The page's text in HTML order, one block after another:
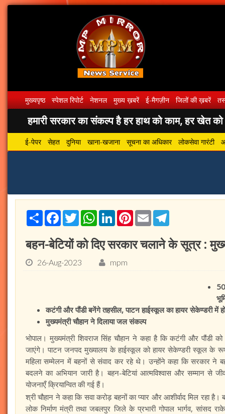
मुख्यपृष्ठ स्पेशल रिपोर्ट नेशनल मुख्य ख़बरें ई-मैगज़ीन जिलों की ख़बरें
हमारी सरकार का संकल्प है हर हाथ को काम, हर खेत को
ई-पेपर सेहत दुनिया खाना-खजाना सूचना का अधिकार लोकसेवा गारंटी
ShareFacebook
TwitterWhatsApp
LinkedInPinterest
Email
बहन-बेटियों को दिए सरकार चलाने के सूत्र :
26-Aug-2023 mpm
कटंगी और पौंडी बनेंगे तहसील, पाटन हाईस्कूल का हायर सेकेण्डरी में
मुख्यमंत्री चौहान ने दिलाया जल संकल्प
भोपाल। मुख्यमंत्री शिवराज सिंह चौहान ने कहा है कि कटंगी और पौंडी
जाएंगे। पाटन जनपद मुख्यालय के हाईस्कूल को हायर सेकेण्डरी स्कूल के
महिला सम्मेलन में बहनों से संवाद कर रहे थे। उन्होंने कहा कि सरकार ने
बदलने का अभियान जारी है। बहन-बेटियां आत्मविश्वास और सम्मान से
योजनाएँ क्रियान्वित की गई हैं।
श्री चौहान ने कहा कि सवा करोड़ बहनों का प्यार और आशीर्वाद मिल रहा
लोक निर्माण मंत्री तथा जबलपुर जिले के प्रभारी गोपाल भार्गव, सांसद